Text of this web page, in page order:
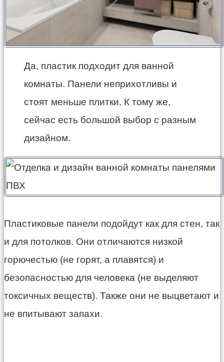
Да, пластик подходит для ванной
комнаты. Панели неприхотливы и
стоят меньше плитки. К тому же,
сейчас есть большой выбор с разным
дизайном.
Пластиковые панели подойдут как для стен, так
и для потолков. Они отличаются низкой
горючестью (не горят, а плавятся) и
безопасностью для человека (не выделяют
токсичных веществ). Также они не выцветают и
не впитывают запахи.